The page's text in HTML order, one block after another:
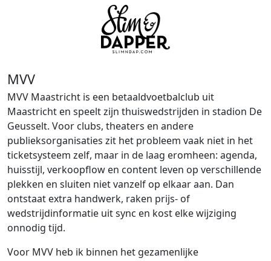
MVV
MVV Maastricht is een betaaldvoetbalclub uit
Maastricht en speelt zijn thuiswedstrijden in stadion De
Geusselt. Voor clubs, theaters en andere
publieksorganisaties zit het probleem vaak niet in het
ticketsysteem zelf, maar in de laag eromheen: agenda,
huisstijl, verkoopflow en content leven op verschillende
plekken en sluiten niet vanzelf op elkaar aan. Dan
ontstaat extra handwerk, raken prijs- of
wedstrijdinformatie uit sync en kost elke wijziging
onnodig tijd.
Voor MVV heb ik binnen het gezamenlijke